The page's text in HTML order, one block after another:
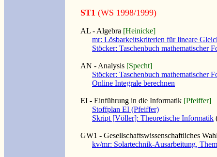
ST1 (WS 1998/1999)
AL - Algebra [Heinicke]
mr: Lösbarkeitskriterien für lineare
Stöcker: Taschenbuch mathematischer
AN - Analysis [Specht]
Stöcker: Taschenbuch mathematischer
Online Integrale berechnen
EI - Einführung in die Informatik [Pfeiffer]
Stoffplan EI (Pfeiffer)
Skript [Völler]: Theoretische Informatik
GW1 - Gesellschaftswissenschaftliches
kv/mr: Solartechnik-Ausarbeitung,